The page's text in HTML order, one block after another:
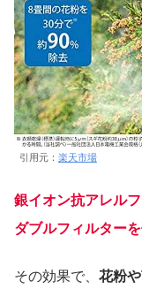
引用元： 楽天市場
銀イオン抗アレル
ダブルフィルターを
その効果で、 花粉